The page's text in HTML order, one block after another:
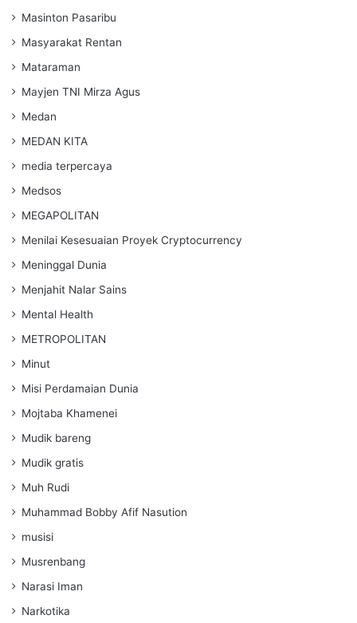
Masinton Pasaribu
Masyarakat Rentan
Mataraman
Mayjen TNI Mirza Agus
Medan
MEDAN KITA
media terpercaya
Medsos
MEGAPOLITAN
Menilai Kesesuaian Proyek Cryptocurrency
Meninggal Dunia
Menjahit Nalar Sains
Mental Health
METROPOLITAN
Minut
Misi Perdamaian Dunia
Mojtaba Khamenei
Mudik bareng
Mudik gratis
Muh Rudi
Muhammad Bobby Afif Nasution
musisi
Musrenbang
Narasi Iman
Narkotika